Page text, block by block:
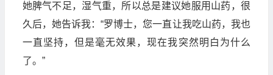
她脾气不足，湿气重，所以总是建议她服用山药，很
久后，她告诉我：“罗博士，您一直让我吃山药，我也
一直坚持，但是毫无效果，现在我突然明白为什么
了。”